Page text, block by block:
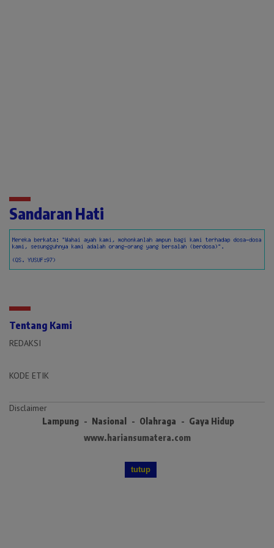
Sandaran Hati
Tentang Kami
REDAKSI
KODE ETIK
Disclaimer
Lampung Nasional Olahraga
Gaya Hidup
www.hariansumatera.com
tutup